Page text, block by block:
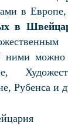
в Европе,
в
ними можно
Рубенса и